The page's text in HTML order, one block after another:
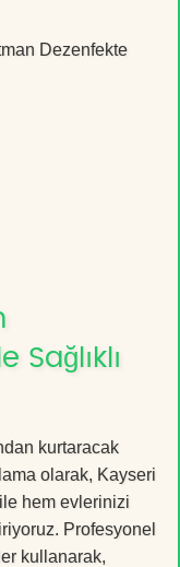
Dezenfekte
Sağlıklı
kurtaracak
olarak, Kayseri
hem evlerinizi
Profesyonel
kullanarak,